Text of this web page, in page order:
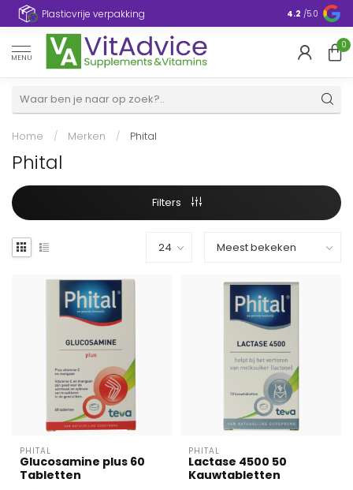
Plasticvrije verpakking 4.2 /5.0
MENU
0
Home / Merken / Phital
Phital
Filters
PHITAL
Glucosamine plus 60
Tabletten
PHITAL
Lactase 4500 50
Kauwtabletten